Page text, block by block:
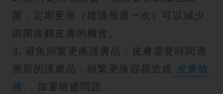
菌，定期更換（建議每週一次）可以減少
細菌接觸皮膚的機會。
3. 避免頻繁更換護膚品：皮膚需要時間適
應新的護膚品，頻繁更換容易造成 皮膚敏
感
，加重暗瘡問題。